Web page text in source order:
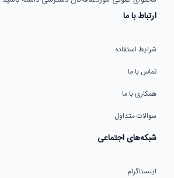
ارتباط با ما
شرایط استفاده
تماس با ما
همکاری با ما
سوالات متداول
شبکه‌های اجتماعی
اینستاگرام